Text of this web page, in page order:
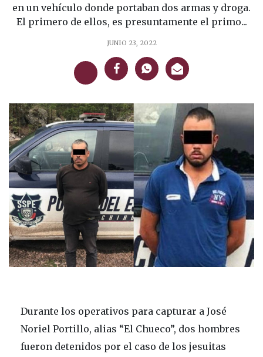
en un vehículo donde portaban dos armas y droga.
El primero de ellos, es presuntamente el primo...
JUNIO 23, 2022
Durante los operativos para capturar a José
Noriel Portillo, alias “El Chueco”, dos hombres
fueron detenidos por el caso de los jesuitas